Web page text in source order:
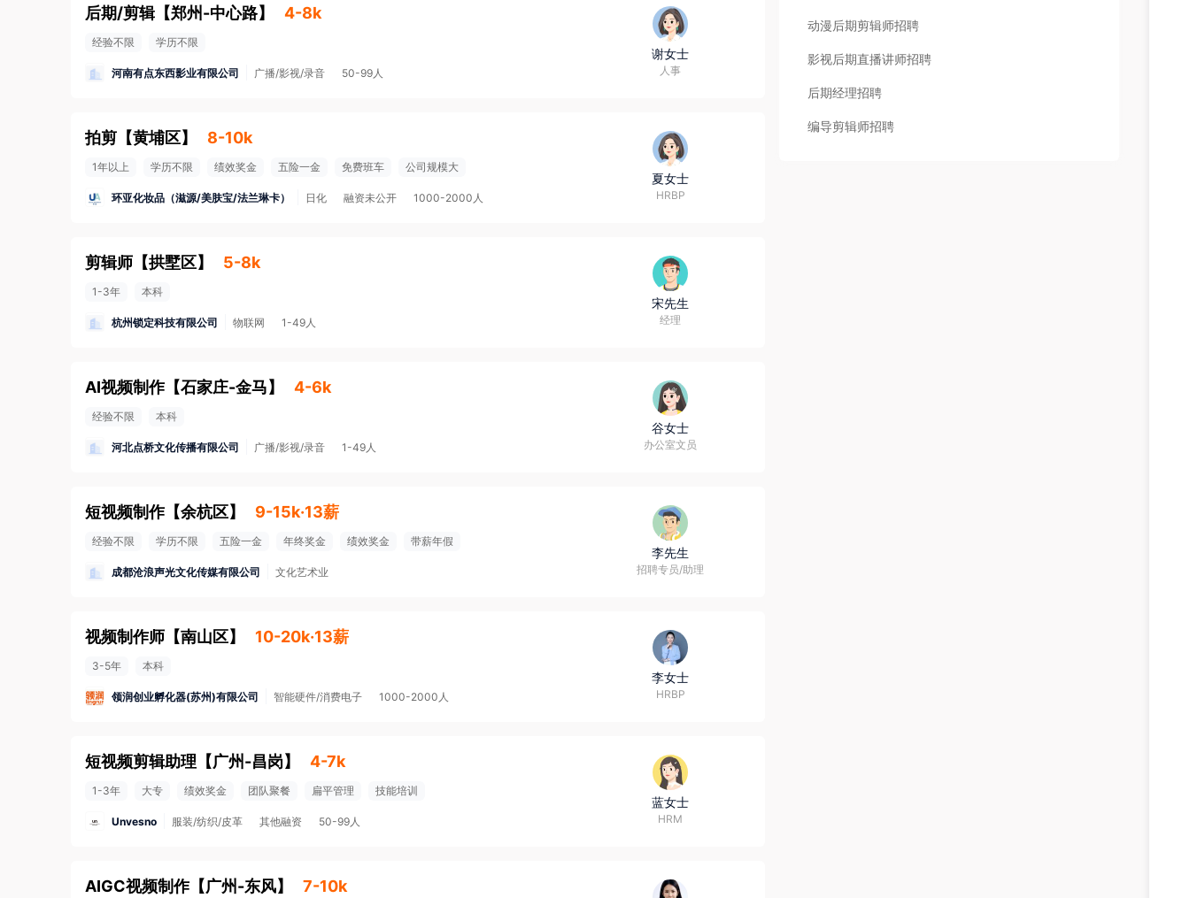
后期/剪辑 【郑州-中心路】 4-8k
经验不限 学历不限
河南有点东西影业有限公司 广播/影视/录音 50-99人
谢女士
人事
拍剪 【黄埔区】 8-10k
1年以上 学历不限 绩效奖金 五险一金 免费班车 公司规模大
环亚化妆品（滋源/美肤宝/法兰琳卡） 日化 融资未公开 1000-2000人
夏女士
HRBP
剪辑师 【拱墅区】 5-8k
1-3年 本科
杭州锁定科技有限公司 物联网 1-49人
宋先生
经理
AI视频制作 【石家庄-金马】 4-6k
经验不限 本科
河北点桥文化传播有限公司 广播/影视/录音 1-49人
谷女士
办公室文员
短视频制作 【余杭区】 9-15k·13薪
经验不限 学历不限 五险一金 年终奖金 绩效奖金 带薪年假
成都沧浪声光文化传媒有限公司 文化艺术业
李先生
招聘专员/助理
视频制作师 【南山区】 10-20k·13薪
3-5年 本科
领润创业孵化器(苏州)有限公司 智能硬件/消费电子 1000-2000人
李女士
HRBP
短视频剪辑助理 【广州-昌岗】 4-7k
1-3年 大专 绩效奖金 团队聚餐 扁平管理 技能培训
Unvesno 服装/纺织/皮革 其他融资 50-99人
蓝女士
HRM
AIGC视频制作 【广州-东风】 7-10k
动漫后期剪辑师招聘
影视后期直播讲师招聘
后期经理招聘
编导剪辑师招聘